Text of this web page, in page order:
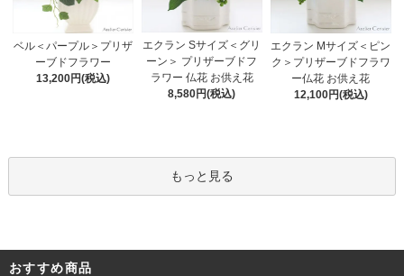
ベル＜パープル＞プリザ
ーブドフラワー
13,200円(税込)
エクラン Sサイズ＜グリ
ーン＞ プリザーブドフ
ラワー 仏花 お供え花
8,580円(税込)
エクラン Mサイズ＜ピン
ク＞プリザーブドフラワ
ー仏花 お供え花
12,100円(税込)
もっと見る
おすすめ商品